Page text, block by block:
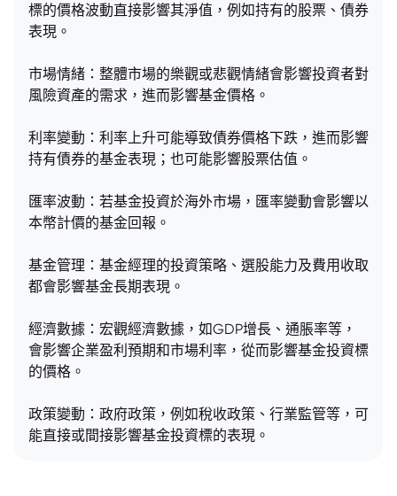
標的價格波動直接影響其淨值，例如持有的股票、債券
表現。
市場情緒：整體市場的樂觀或悲觀情緒會影響投資者對
風險資產的需求，進而影響基金價格。
利率變動：利率上升可能導致債券價格下跌，進而影響
持有債券的基金表現；也可能影響股票估值。
匯率波動：若基金投資於海外市場，匯率變動會影響以
本幣計價的基金回報。
基金管理：基金經理的投資策略、選股能力及費用收取
都會影響基金長期表現。
經濟數據：宏觀經濟數據，如GDP增長、通脹率等，
會影響企業盈利預期和市場利率，從而影響基金投資標
的價格。
政策變動：政府政策，例如稅收政策、行業監管等，可
能直接或間接影響基金投資標的表現。